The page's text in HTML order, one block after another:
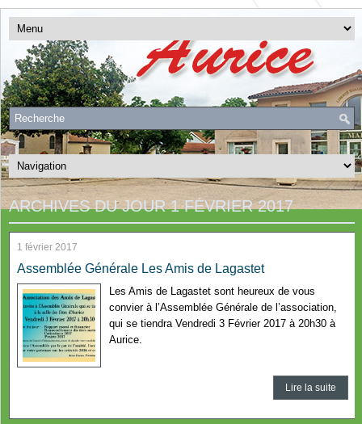
ARCHIVES DU JOUR1 FÉVRIER 2017
1 février 2017
Assemblée Générale Les Amis de Lagastet
Les Amis de Lagastet sont heureux de vous
convier à l’Assemblée Générale de l’association,
qui se tiendra Vendredi 3 Février 2017 à 20h30 à
Aurice.
Lire la suite